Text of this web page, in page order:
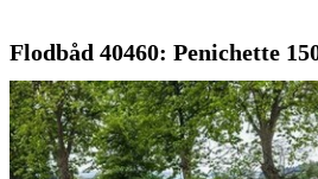
Flodbåd 40460: Penichette